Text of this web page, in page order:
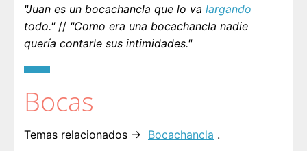
"Juan es un bocachancla que lo va largando
todo."// "Como era una bocachancla nadie
quería contarle sus intimidades."
Bocas
Temas relacionados → Bocachancla .